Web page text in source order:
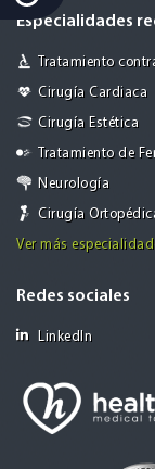
Especialidades
Tratamiento
Cirugía Cardiaca
Cirugía Estética
Tratamiento de
Neurología
Cirugía
Ver más
Redes sociales
LinkedIn